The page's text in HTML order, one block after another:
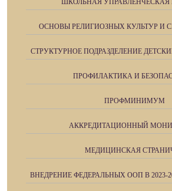
ШКОЛЬНАЯ
ОСНОВЫ РЕЛИГИОЗНЫХ КУЛЬТУР И
СТРУКТУРНОЕ ПОДРАЗДЕЛЕНИЕ
ПРОФИЛАКТИКА И
ПРОФМИНИМУМ
АККРЕДИТАЦИОННЫЙ
МЕДИЦИНСКАЯ
ВНЕДРЕНИЕ ФЕДЕРАЛЬНЫХ ООП В 2023-